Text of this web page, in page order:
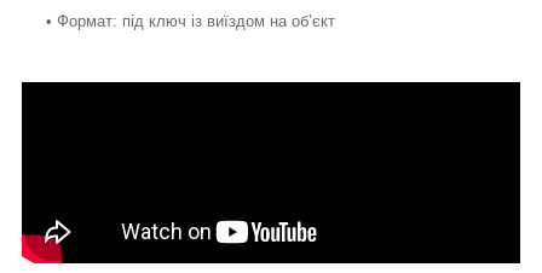
• Формат: під ключ із виїздом на об’єкт